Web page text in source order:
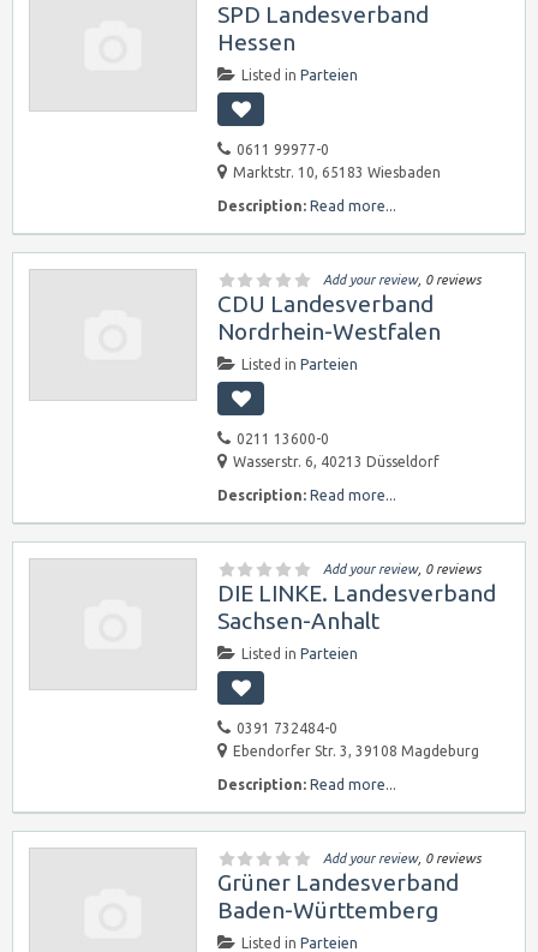
SPD Landesverband
Hessen
Listed in Parteien
0611 99977-0
Marktstr. 10, 65183 Wiesbaden
Description: Read more...
Add your review, 0 reviews
CDU Landesverband
Nordrhein-Westfalen
Listed in Parteien
0211 13600-0
Wasserstr. 6, 40213 Düsseldorf
Description: Read more...
Add your review, 0 reviews
DIE LINKE. Landesverband
Sachsen-Anhalt
Listed in Parteien
0391 732484-0
Ebendorfer Str. 3, 39108 Magdeburg
Description: Read more...
Add your review, 0 reviews
Grüner Landesverband
Baden-Württemberg
Listed in Parteien